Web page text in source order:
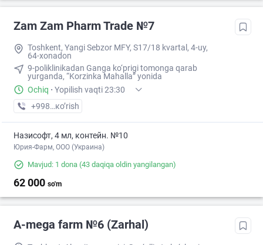
Zam Zam Pharm Trade №7
Toshkent, Yangi Sebzor MFY, S17/18 kvartal, 4-uy,
64-xonadon
9-poliklinikadan Ganga ko‘prigi tomonga qarab
yurganda, “Korzinka Mahalla” yonida
Ochiq · Yopilish vaqti 23:30
+998 (87) XXX-XX-XX
кo’rish
Назисофт, 4 мл, контейн. №10
Юрия-Фарм, ООО (Украина)
Mavjud: 1 dona (43 daqiqa oldin yangilangan)
62 000 so'm
A-mega farm №6 (Zarhal)